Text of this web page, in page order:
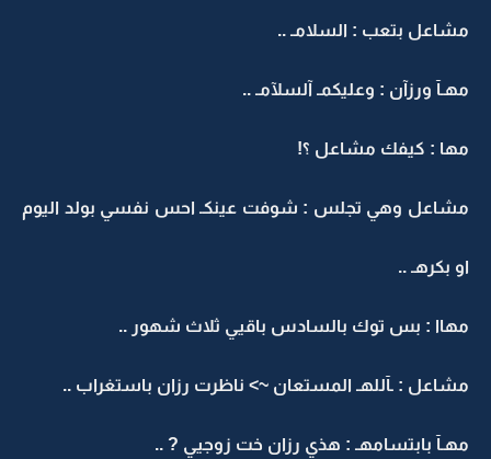
مشاعل بتعب : السلامـ ..
مهـآ ورزآن : وعليكمـ آلسلآمـ ..
مها : كيفك مشاعل ؟!
مشاعل وهي تجلس : شوفت عينكـ احس نفسي بولد اليوم
او بكرهـ ..
مهاا : بس توك بالسادس باقيي ثلاث شهور ..
مشاعل : ـآللهـ المستعان ~> ناظرت رزان باستغراب ..
مهـآ بابتسامهـ : هذي رزان خت زوجيي ? ..